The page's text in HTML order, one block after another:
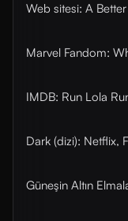
Web sitesi: A
Marvel Fandom:
IMDB: Run Lola
Dark (dizi): Netflix,
Güneşin Altın